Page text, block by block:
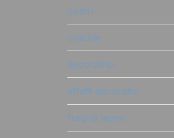
colori
crackle
decoratrici
effetti decorativi
fregi di legno